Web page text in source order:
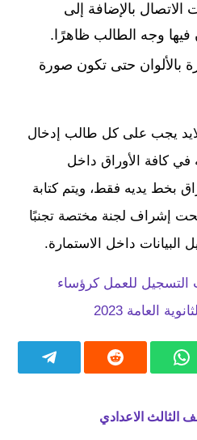
بالإضافة إلى
وجه الطالب ظاهرًا.
بالألوان حتى تكون صورة
يجب على كل طالب إدخال
في كافة الأوراق داخل
بخط يديه فقط، ويتم كتابة
إشراف لجنة مختصة تجنبًا
البيانات داخل الاستمارة.
التسجيل للعمل كرؤساء
العامة 2023
الثالث الاعدادي